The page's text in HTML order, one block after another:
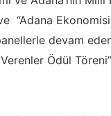
ve “Adana
devam
Ödül Töreni”